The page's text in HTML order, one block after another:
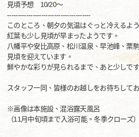
見頃予想 10/20～
---------------------------------------
このところ、朝夕の気温はぐっと冷えるよ
紅葉も少し見頃が早まったようです。
八幡平や安比高原、松川温泉、早池峰、栗
見頃を迎えています。
鮮やかな彩りが見られるまで、あと少しです
スタッフ一同、皆様のお越しをお待ちして
※画像は本施設、混浴露天風呂
（11月中旬頃まで入浴可能。冬季クローズ）